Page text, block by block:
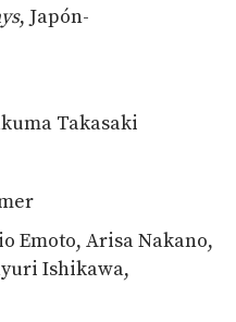
, Japón-
Takasaki
Emoto, Arisa Nakano,
Ishikawa,